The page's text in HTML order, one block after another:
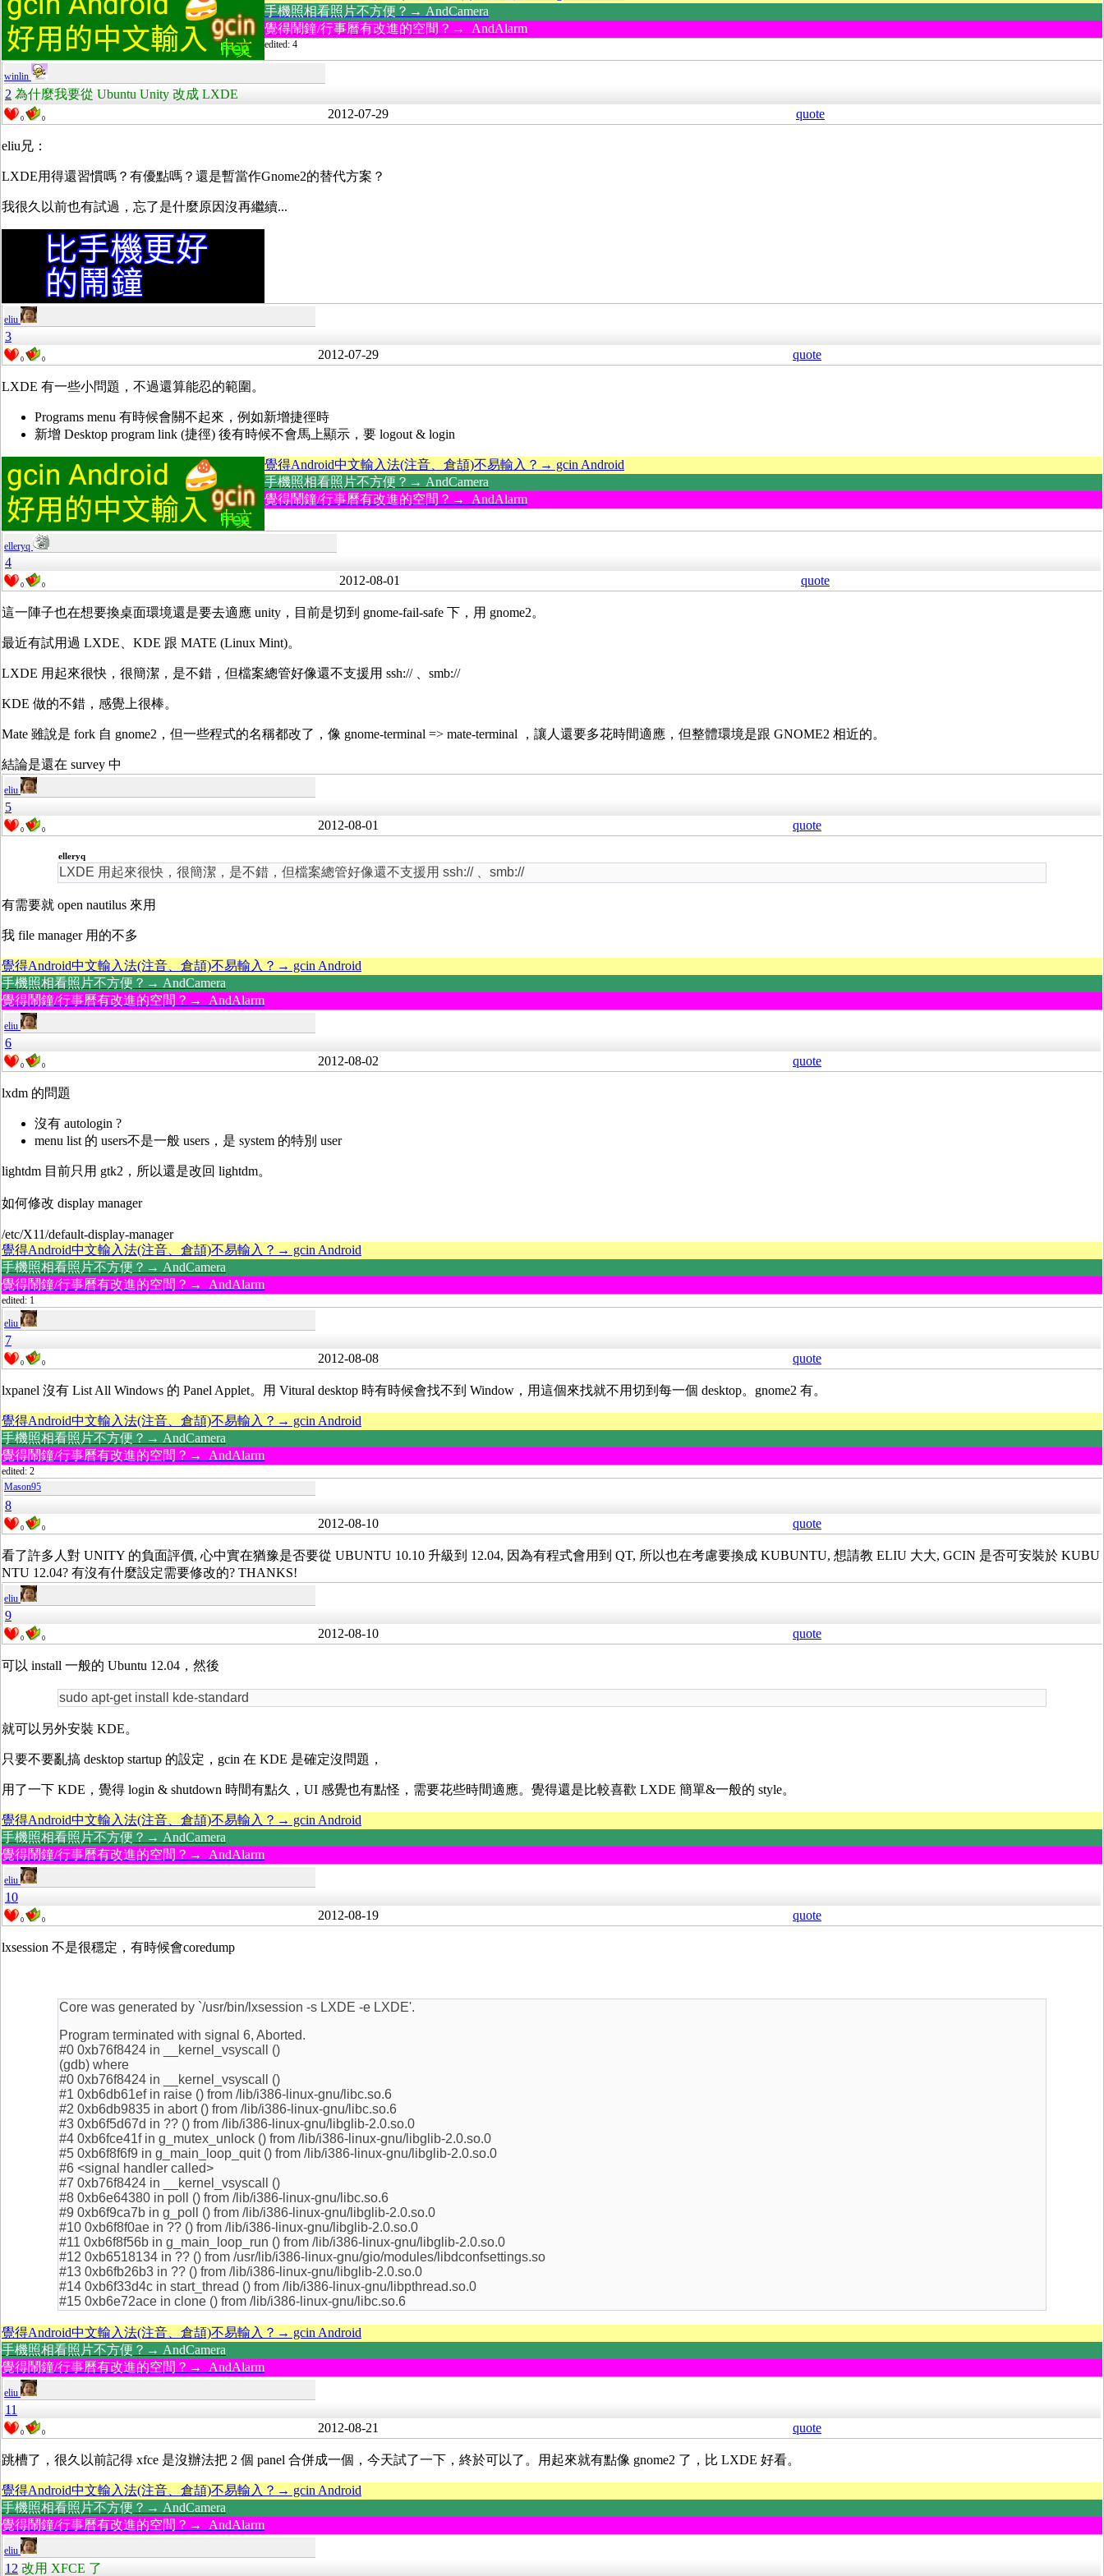
手機照相看照片不方便？→ AndCamera
覺得鬧鐘/行事曆有改進的空間？→ AndAlarm
edited: 4
winlin
2 為什麼我要從 Ubuntu Unity 改成 LXDE
0 0 2012-07-29 quote
eliu兄：
LXDE用得還習慣嗎？有優點嗎？還是暫當作Gnome2的替代方案？
我很久以前也有試過，忘了是什麼原因沒再繼續...
eliu
3
0 0 2012-07-29 quote
LXDE 有一些小問題，不過還算能忍的範圍。
Programs menu 有時候會關不起來，例如新增捷徑時
新增 Desktop program link (捷徑) 後有時候不會馬上顯示，要 logout & login
覺得Android中文輸入法(注音、倉頡)不易輸入？→ gcin Android
手機照相看照片不方便？→ AndCamera
覺得鬧鐘/行事曆有改進的空間？→ AndAlarm
elleryq
4
0 0 2012-08-01 quote
這一陣子也在想要換桌面環境還是要去適應 unity，目前是切到 gnome-fail-safe 下，用 gnome2。
最近有試用過 LXDE、KDE 跟 MATE (Linux Mint)。
LXDE 用起來很快，很簡潔，是不錯，但檔案總管好像還不支援用 ssh:// 、smb://
KDE 做的不錯，感覺上很棒。
Mate 雖說是 fork 自 gnome2，但一些程式的名稱都改了，像 gnome-terminal => mate-terminal ，讓人還要多花時間適應，但整體環境是跟 GNOME2 相近的。
結論是還在 survey 中
eliu
5
0 0 2012-08-01 quote
elleryq
LXDE 用起來很快，很簡潔，是不錯，但檔案總管好像還不支援用 ssh:// 、smb://
有需要就 open nautilus 來用
我 file manager 用的不多
覺得Android中文輸入法(注音、倉頡)不易輸入？→ gcin Android
手機照相看照片不方便？→ AndCamera
覺得鬧鐘/行事曆有改進的空間？→ AndAlarm
eliu
6
0 0 2012-08-02 quote
lxdm 的問題
沒有 autologin ?
menu list 的 users不是一般 users，是 system 的特別 user
lightdm 目前只用 gtk2，所以還是改回 lightdm。
如何修改 display manager
/etc/X11/default-display-manager
覺得Android中文輸入法(注音、倉頡)不易輸入？→ gcin Android
手機照相看照片不方便？→ AndCamera
覺得鬧鐘/行事曆有改進的空間？→ AndAlarm
edited: 1
eliu
7
0 0 2012-08-08 quote
lxpanel 沒有 List All Windows 的 Panel Applet。用 Vitural desktop 時有時候會找不到 Window，用這個來找就不用切到每一個 desktop。gnome2 有。
覺得Android中文輸入法(注音、倉頡)不易輸入？→ gcin Android
手機照相看照片不方便？→ AndCamera
覺得鬧鐘/行事曆有改進的空間？→ AndAlarm
edited: 2
Mason95
8
0 0 2012-08-10 quote
看了許多人對 UNITY 的負面評價, 心中實在猶豫是否要從 UBUNTU 10.10 升級到 12.04, 因為有程式會用到 QT, 所以也在考慮要換成 KUBUNTU, 想請教 ELIU 大大, GCIN 是否可安裝於 KUBU
NTU 12.04? 有沒有什麼設定需要修改的? THANKS!
eliu
9
0 0 2012-08-10 quote
可以 install 一般的 Ubuntu 12.04，然後
sudo apt-get install kde-standard
就可以另外安裝 KDE。
只要不要亂搞 desktop startup 的設定，gcin 在 KDE 是確定沒問題，
用了一下 KDE，覺得 login & shutdown 時間有點久，UI 感覺也有點怪，需要花些時間適應。覺得還是比較喜歡 LXDE 簡單&一般的 style。
覺得Android中文輸入法(注音、倉頡)不易輸入？→ gcin Android
手機照相看照片不方便？→ AndCamera
覺得鬧鐘/行事曆有改進的空間？→ AndAlarm
eliu
10
0 0 2012-08-19 quote
lxsession 不是很穩定，有時候會coredump
Core was generated by `/usr/bin/lxsession -s LXDE -e LXDE'.
Program terminated with signal 6, Aborted.
#0 0xb76f8424 in __kernel_vsyscall ()
(gdb) where
#0 0xb76f8424 in __kernel_vsyscall ()
#1 0xb6db61ef in raise () from /lib/i386-linux-gnu/libc.so.6
#2 0xb6db9835 in abort () from /lib/i386-linux-gnu/libc.so.6
#3 0xb6f5d67d in ?? () from /lib/i386-linux-gnu/libglib-2.0.so.0
#4 0xb6fce41f in g_mutex_unlock () from /lib/i386-linux-gnu/libglib-2.0.so.0
#5 0xb6f8f6f9 in g_main_loop_quit () from /lib/i386-linux-gnu/libglib-2.0.so.0
#6 <signal handler called>
#7 0xb76f8424 in __kernel_vsyscall ()
#8 0xb6e64380 in poll () from /lib/i386-linux-gnu/libc.so.6
#9 0xb6f9ca7b in g_poll () from /lib/i386-linux-gnu/libglib-2.0.so.0
#10 0xb6f8f0ae in ?? () from /lib/i386-linux-gnu/libglib-2.0.so.0
#11 0xb6f8f56b in g_main_loop_run () from /lib/i386-linux-gnu/libglib-2.0.so.0
#12 0xb6518134 in ?? () from /usr/lib/i386-linux-gnu/gio/modules/libdconfsettings.so
#13 0xb6fb26b3 in ?? () from /lib/i386-linux-gnu/libglib-2.0.so.0
#14 0xb6f33d4c in start_thread () from /lib/i386-linux-gnu/libpthread.so.0
#15 0xb6e72ace in clone () from /lib/i386-linux-gnu/libc.so.6
覺得Android中文輸入法(注音、倉頡)不易輸入？→ gcin Android
手機照相看照片不方便？→ AndCamera
覺得鬧鐘/行事曆有改進的空間？→ AndAlarm
eliu
11
0 0 2012-08-21 quote
跳槽了，很久以前記得 xfce 是沒辦法把 2 個 panel 合併成一個，今天試了一下，終於可以了。用起來就有點像 gnome2 了，比 LXDE 好看。
覺得Android中文輸入法(注音、倉頡)不易輸入？→ gcin Android
手機照相看照片不方便？→ AndCamera
覺得鬧鐘/行事曆有改進的空間？→ AndAlarm
eliu
12 改用 XFCE 了